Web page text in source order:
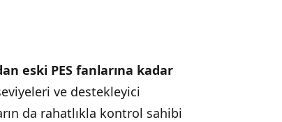
eski PES fanlarına kadar
ve destekleyici
da rahatlıkla kontrol sahibi